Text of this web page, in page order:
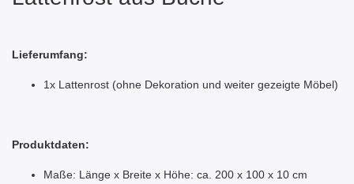
Lieferumfang:
1x Lattenrost (ohne Dekoration und weiter gezeigte Möbel)
Produktdaten:
Maße: Länge x Breite x Höhe: ca. 200 x 100 x 10 cm